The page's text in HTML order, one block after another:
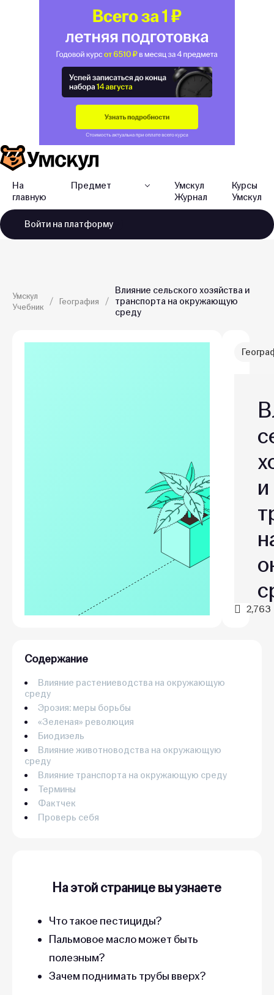
На
главную
Предмет
Умскул
Журнал
Курсы
Умскул
Войти на платформу
Умскул
Учебник
География
Влияние сельского хозяйства и
транспорта на окружающую
среду
и
2,763
Содержание
Влияние растениеводства на окружающую
среду
Эрозия: меры борьбы
«Зеленая» революция
Биодизель
Влияние животноводства на окружающую
среду
Влияние транспорта на окружающую среду
Термины
Фактчек
Проверь себя
На этой странице вы узнаете
Что такое пестициды?
Пальмовое масло может быть
полезным?
Зачем поднимать трубы вверх?